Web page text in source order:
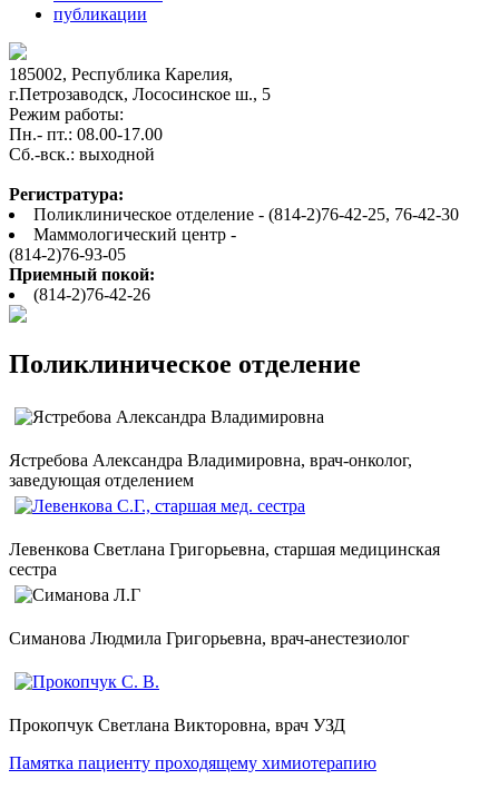
публикации
185002, Республика Карелия,
г.Петрозаводск, Лососинское ш., 5
Режим работы:
Пн.- пт.: 08.00-17.00
Cб.-вск.: выходной
Регистратура:
Поликлиническое отделение - (814-2)76-42-25, 76-42-30
Маммологический центр -
(814-2)76-93-05
Приемный покой:
(814-2)76-42-26
Поликлиническое отделение
Ястребова Александра Владимировна, врач-онколог,
заведующая отделением
Левенкова Светлана Григорьевна, старшая медицинская
сестра
Симанова Людмила Григорьевна, врач-анестезиолог
Прокопчук Светлана Викторовна, врач УЗД
Памятка пациенту проходящему химиотерапию